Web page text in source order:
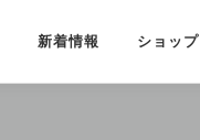
新着情報 ショップ